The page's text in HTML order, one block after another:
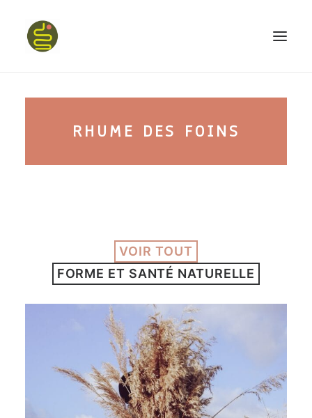
PROGRAMME HAPPY BELLY
CONFÉRENCES
ARTICLES
YOGA
faire le quiz
Recherche
RHUME DES FOINS
VOIR TOUT
FORME ET SANTÉ NATURELLE